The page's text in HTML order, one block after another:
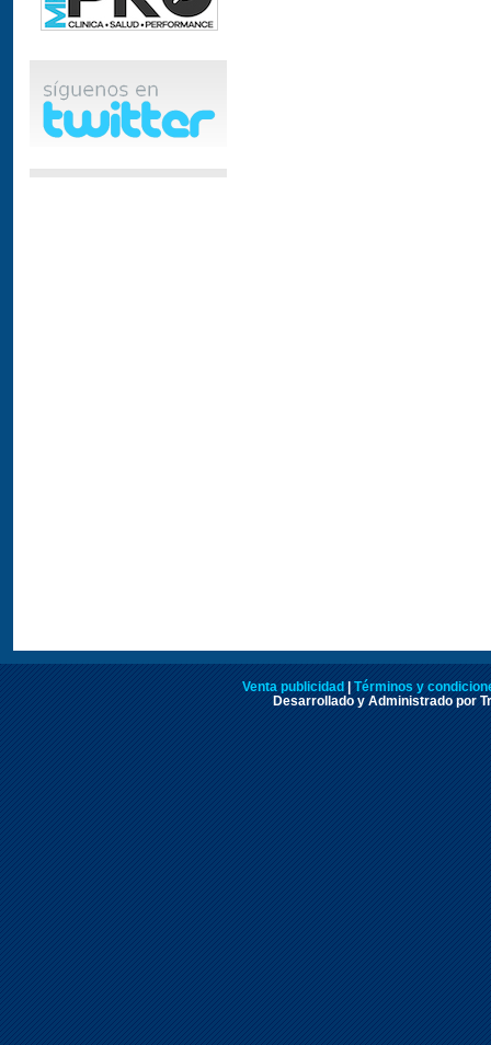
Venta publicidad
Términos y
Desarrollado y Administrado por